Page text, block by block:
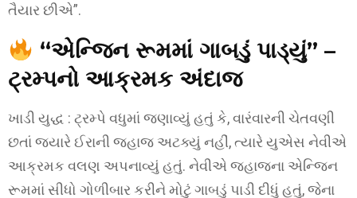
તૈયાર છીએ”.
“એન્જિન રૂમમાં ગાબડું પાડ્યું” –
ટ્રમ્પનો આક્રમક અંદાજ
ખાડી યુદ્ધ : ટ્રમ્પે વધુમાં જણાવ્યું હતું કે, વારંવારની ચેતવણી
છતાં જ્યારે ઈરાની જહાજ અટક્યું નહીં, ત્યારે યુએસ નેવીએ
આક્રમક વલણ અપનાવ્યું હતું. નેવીએ જહાજના એન્જિન
રૂમમાં સીધો ગોળીબાર કરીને મોટું ગાબડું પાડી દીધું હતું, જેના